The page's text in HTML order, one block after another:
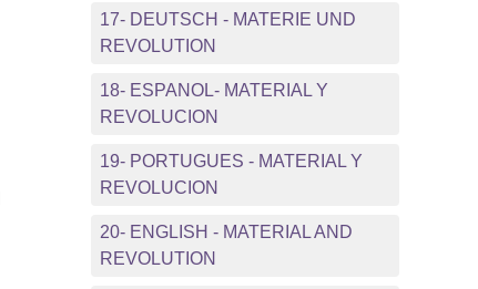
17- DEUTSCH - MATERIE UND
REVOLUTION
18- ESPANOL- MATERIAL Y
REVOLUCION
19- PORTUGUES - MATERIAL Y
REVOLUCION
20- ENGLISH - MATERIAL AND
REVOLUTION